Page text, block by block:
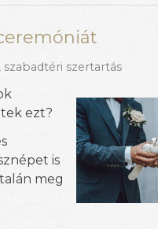
, szabadtéri szertartás
ezt?
is
meg